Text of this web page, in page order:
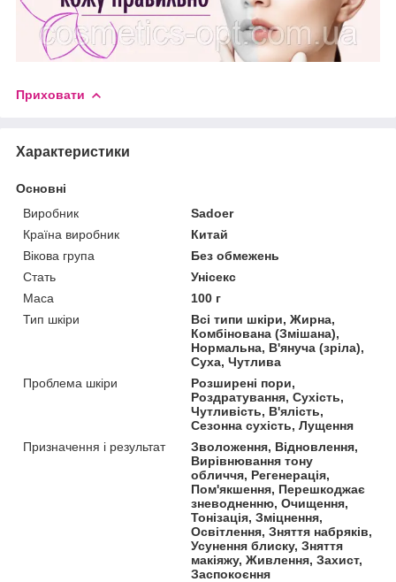
Приховати
Характеристики
Основні
Виробник
Sadoer
Країна виробник
Китай
Вікова група
Без обмежень
Стать
Унісекс
Маса
100 г
Тип шкіри
Всі типи шкіри, Жирна,
Комбінована (Змішана),
Нормальна, В'януча (зріла),
Суха, Чутлива
Проблема шкіри
Розширені пори,
Роздратування, Сухість,
Чутливість, В'ялість,
Сезонна сухість, Лущення
Призначення і результат
Зволоження, Відновлення,
Вирівнювання тону
обличчя, Регенерація,
Пом'якшення, Перешкоджає
зневодненню, Очищення,
Тонізація, Зміцнення,
Освітлення, Зняття набряків,
Усунення блиску, Зняття
макіяжу, Живлення, Захист,
Заспокоєння